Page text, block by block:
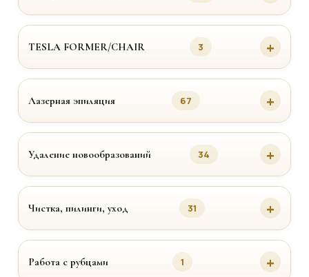
TESLA FORMER/CHAIR 3
Лазерная эпиляция 67
Удаление новообразований 34
Чистка, пилинги, уход 31
Работа с рубцами 1